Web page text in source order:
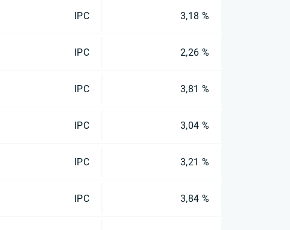
IPC 3,18 %
IPC 2,26 %
IPC 3,81 %
IPC 3,04 %
IPC 3,21 %
IPC 3,84 %